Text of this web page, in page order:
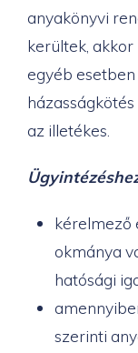
anyakönyvi
kerültek,
egyéb
az illetékes.
kérelmező
okmánya
hatósági
szerinti